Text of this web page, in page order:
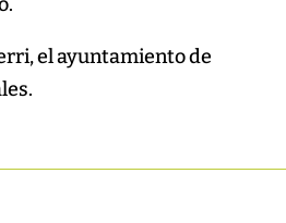
el ayuntamiento de